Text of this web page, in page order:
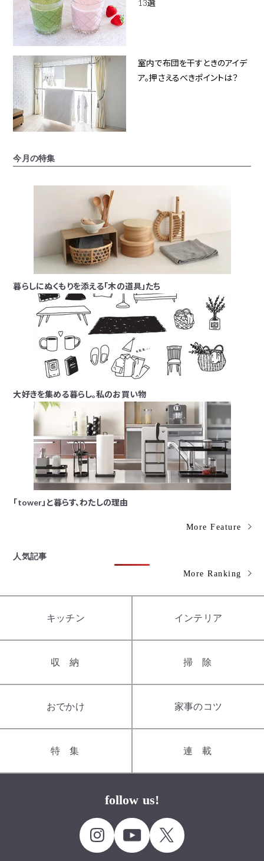
13選
室内で布団を干すときのアイデ
ア。押さえるべきポイントは？
今月の特集
暮らしにぬくもりを添える「木の道具」たち
大好きを集める暮らし。私のお買い物
「tower」と暮らす、わたしの理由
More Feature
人気記事
More Ranking
follow us!
キッチン インテリア
収納 掃除
おでかけ 家事のコツ
特集 連載